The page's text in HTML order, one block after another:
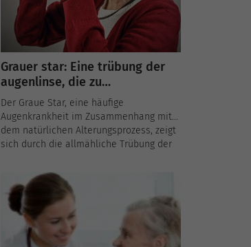
Grauer star: Eine trübung der
augenlinse, die zu
verschwommenem sehen führt
Der Graue Star, eine häufige
Augenkrankheit im Zusammenhang mit
dem natürlichen Alterungsprozess, zeigt
sich durch die allmähliche Trübung der
innerhalb des Auges. Diese Trübung
führt zu einer Beeinträchtigung des
Sehvermögens, gekennzeichnet durch
verschwommenes Sehen und eine
Verringerung der Sehschärfe. Obwohl der
Graue Star bei älteren Menschen häufig